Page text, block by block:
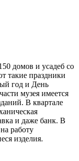
домов и усадеб со
такие праздники
год и День
музея имеется
В квартале
и даже банк. В
работу
изделия.